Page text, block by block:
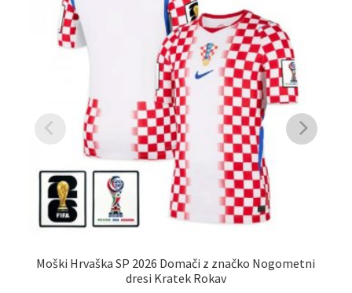
Moški Hrvaška SP 2026 Domači z značko Nogometni
dresi Kratek Rokav